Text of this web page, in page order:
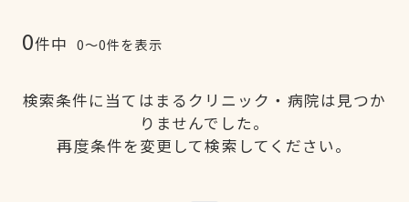
0件中 0〜0件を表示
検索条件に当てはまるクリニック・病院は見つか
りませんでした。
再度条件を変更して検索してください。